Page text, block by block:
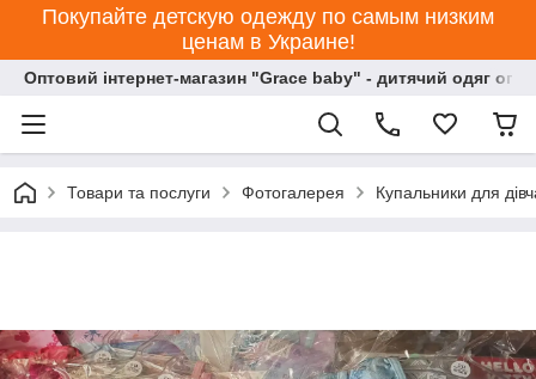
Покупайте детскую одежду по самым низким
ценам в Украине!
Оптовий інтернет-магазин "Grace baby" - дитячий одяг
Товари та послуги Фотогалерея Купальники для